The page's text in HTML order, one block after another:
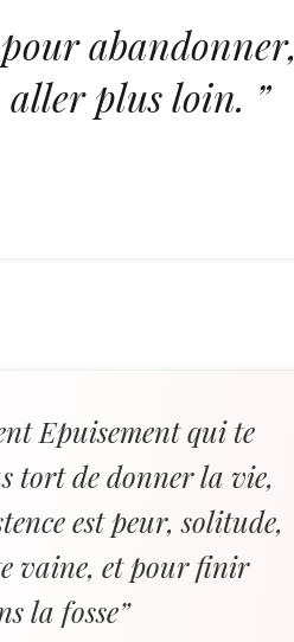
abandonner,
aller plus loin. ”
Epuisement qui te
tort de donner la vie,
est peur, solitude,
vaine, et pour finir
la fosse”